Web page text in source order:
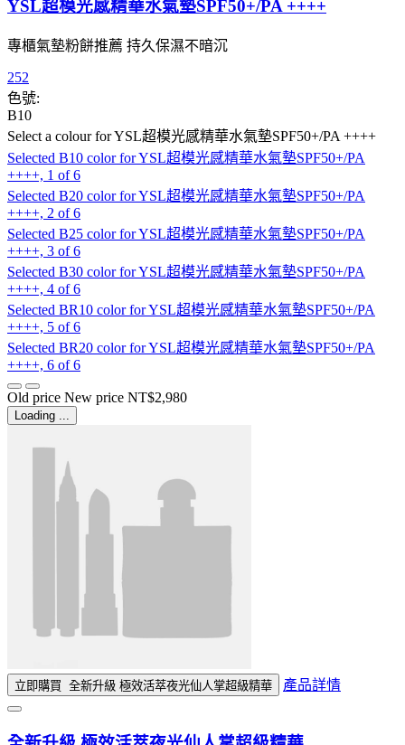
YSL超模光感精華水氣墊SPF50+/PA ++++
專櫃氣墊粉餅推薦 持久保濕不暗沉
252
色號:
B10
Select a colourfor YSL超模光感精華水氣墊SPF50+/PA ++++
Selected B10 color for YSL超模光感精華水氣墊SPF50+/PA
++++, 1 of 6
Selected B20 color for YSL超模光感精華水氣墊SPF50+/PA
++++, 2 of 6
Selected B25 color for YSL超模光感精華水氣墊SPF50+/PA
++++, 3 of 6
Selected B30 color for YSL超模光感精華水氣墊SPF50+/PA
++++, 4 of 6
Selected BR10 color for YSL超模光感精華水氣墊SPF50+/PA
++++, 5 of 6
Selected BR20 color for YSL超模光感精華水氣墊SPF50+/PA
++++, 6 of 6
Old price New price NT$2,980
Loading ...
立即購買 全新升級 極效活萃夜光仙人掌超級精華 產品詳情